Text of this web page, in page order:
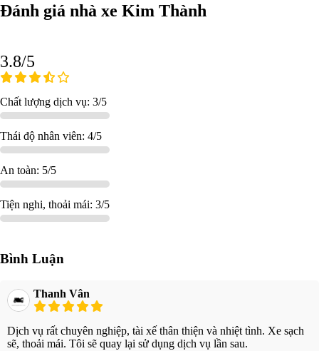
Đánh giá nhà xe Kim Thành
3.8/5
Chất lượng dịch vụ: 3/5
Thái độ nhân viên: 4/5
An toàn: 5/5
Tiện nghi, thoải mái: 3/5
Bình Luận
Thanh Vân
Dịch vụ rất chuyên nghiệp, tài xế thân thiện và nhiệt tình. Xe sạch
sẽ, thoải mái. Tôi sẽ quay lại sử dụng dịch vụ lần sau.